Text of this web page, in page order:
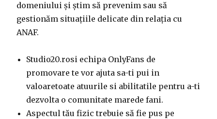
domeniului și știm să prevenim sau să
gestionăm situațiile delicate din relația cu
ANAF.
Studio20.rosi echipa OnlyFans de
promovare te vor ajuta sa-ti pui in
valoaretoate atuurile si abilitatile pentru a-ti
dezvolta o comunitate marede fani.
Aspectul tău fizic trebuie să fie pus pe